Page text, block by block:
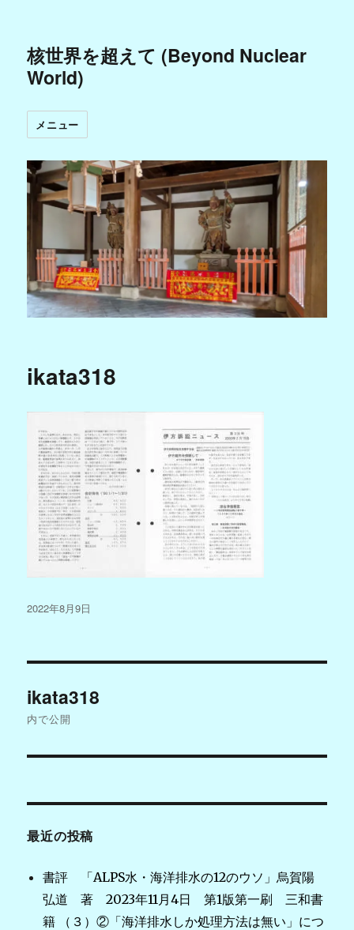
核世界を超えて (Beyond Nuclear
World)
メニュー
ikata318
投
2022年8月9日
稿
ゲ
ー
シ
ョ
ikata318
内で公開
最近の投稿
書評 「ALPS水・海洋排水の12のウソ」烏賀陽
弘道 著 2023年11月4日 第1版第一刷 三和書
籍 （３）②「海洋排水しか処理方法は無い」につ